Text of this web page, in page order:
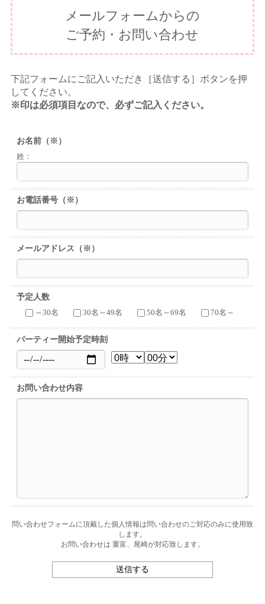
メールフォームからの
ご予約・お問い合わせ
下記フォームにご記入いただき［送信する］ボタンを押
してください。
※印は必須項目なので、必ずご記入ください。
お名前（※）
姓：
お電話番号（※）
メールアドレス （※）
予定人数
～30名
30名～49名 50名～69名 70名～
パーティー開始予定時刻
お問い合わせ内容
問い合わせフォームに頂戴した個人情報は問い合わせのご対応のみに使用致
します。
お問い合わせは 重富、尾崎が対応致します。